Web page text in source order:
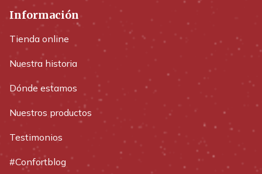
Información
Tienda online
Nuestra historia
Dónde estamos
Nuestros productos
Testimonios
#Confortblog